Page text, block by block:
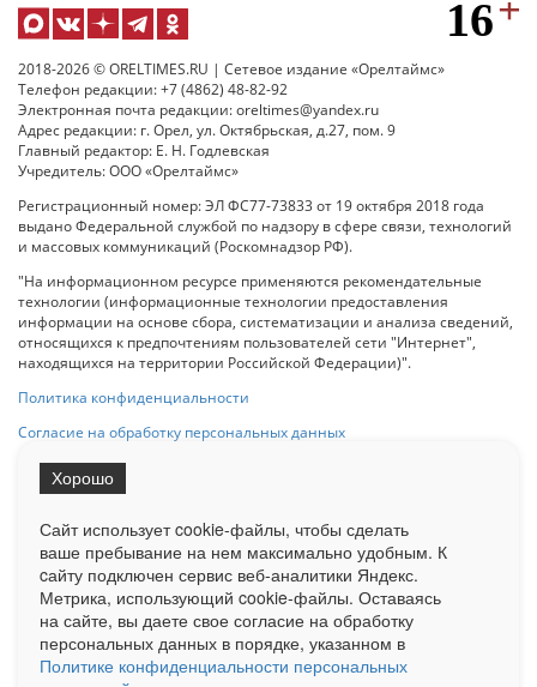
2018-2026 © ORELTIMES.RU | Сетевое издание «Орелтаймс»
Телефон редакции: +7 (4862) 48-82-92
Электронная почта редакции: oreltimes@yandex.ru
Адрес редакции: г. Орел, ул. Октябрьская, д.27, пом. 9
Главный редактор: Е. Н. Годлевская
Учредитель: ООО «Орелтаймс»
Регистрационный номер: ЭЛ ФС77-73833 от 19 октября 2018 года
выдано Федеральной службой по надзору в сфере связи, технологий
и массовых коммуникаций (Роскомнадзор РФ).
"На информационном ресурсе применяются рекомендательные
технологии (информационные технологии предоставления
информации на основе сбора, систематизации и анализа сведений,
относящихся к предпочтениям пользователей сети "Интернет",
находящихся на территории Российской Федерации)".
Политика конфиденциальности
Согласие на обработку персональных данных
на Сетевое издание «ОрелТаймс» обязательна.
Ограниченная статистика посещаемости доступна на сайте
Liveinternet.ru . Подробная статистика для рекламодателей по запросу
у менеджера.
Реклама Документы О нас Контакты
Сайт использует cookie-файлы, чтобы сделать
ваше пребывание на нем максимально удобным. К
cайту подключен сервис веб-аналитики Яндекс.
Метрика, использующий cookie-файлы. Оставаясь
на сайте, вы даете свое согласие на обработку
персональных данных в порядке, указанном в
Политике конфиденциальности персональных
Хорошо